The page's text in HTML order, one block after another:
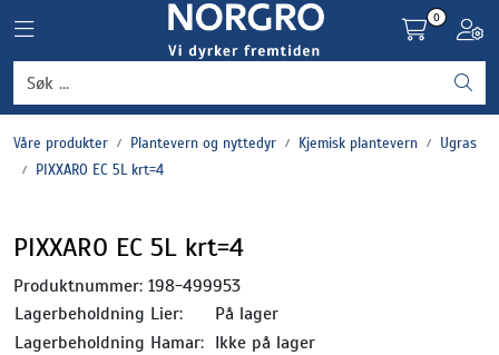
Toggle navigation
0
Våre produkter Plantevern og nyttedyr Kjemisk plantevern
Ugras
PIXXARO EC 5L krt=4
PIXXARO EC 5L krt=4
Produktnummer: 198-499953
Lagerbeholdning Lier:
På lager
Lagerbeholdning Hamar: Ikke på lager
Grønnsaker
Settepotet og setteløk
Plantevern og nyttedyr
Blomster, potter og brett